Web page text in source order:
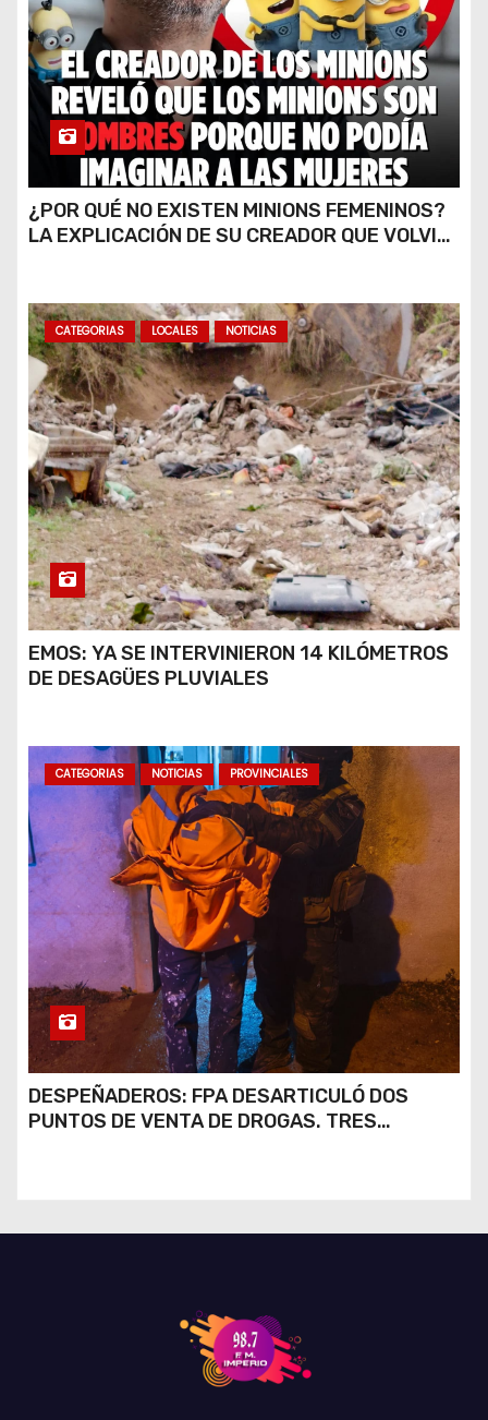
¿POR QUÉ NO EXISTEN MINIONS FEMENINOS?
LA EXPLICACIÓN DE SU CREADOR QUE VOLVIÓ
CATEGORIAS LOCALES NOTICIAS
EMOS: YA SE INTERVINIERON 14 KILÓMETROS
DE DESAGÜES PLUVIALES
CATEGORIAS NOTICIAS PROVINCIALES
DESPEÑADEROS: FPA DESARTICULÓ DOS
PUNTOS DE VENTA DE DROGAS. TRES